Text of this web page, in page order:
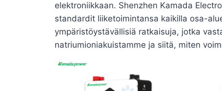
elektroniikkaan. Shenzhen Kamada
standardit liiketoimintansa kaikilla osa-
ympäristöystävällisiä ratkaisuja, jotka
natriumioniakuistamme ja siitä, miten